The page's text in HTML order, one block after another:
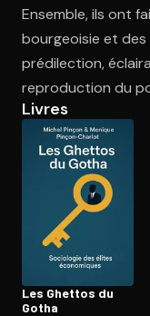
Ensemble, ils ont
bourgeoisie et
prédilection,
reproduction du
Livres
Les Ghettos du
Gotha